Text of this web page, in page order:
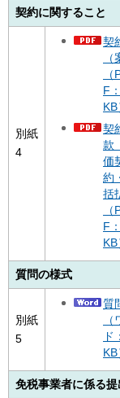
契約に関すること
別紙
4
契
（
（
F
KB
契
款
価
約
括
（
F
KB
質問の様式
別紙
5
質
ド
KB
免税事業者に係る提